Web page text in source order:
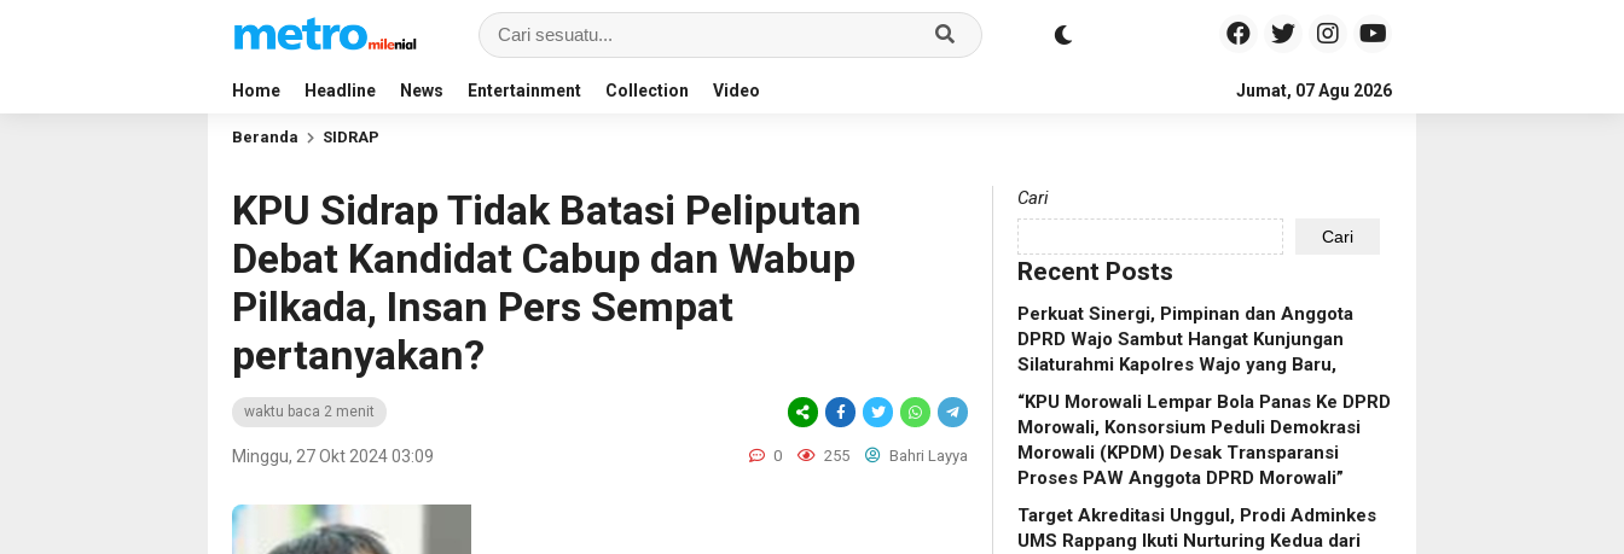
Home Headline News Entertainment Collection Video Jumat, 07 Agu 2026
Beranda SIDRAP
KPU Sidrap Tidak Batasi Peliputan
Debat Kandidat Cabup dan Wabup
Pilkada, Insan Pers Sempat
pertanyakan?
waktu baca 2 menit
Minggu, 27 Okt 2024 03:09 0 255 Bahri Layya
Cari
Cari
Recent Posts
Perkuat Sinergi, Pimpinan dan Anggota
DPRD Wajo Sambut Hangat Kunjungan
Silaturahmi Kapolres Wajo yang Baru,
“KPU Morowali Lempar Bola Panas Ke DPRD
Morowali, Konsorsium Peduli Demokrasi
Morowali (KPDM) Desak Transparansi
Proses PAW Anggota DPRD Morowali”
Target Akreditasi Unggul, Prodi Adminkes
UMS Rappang Ikuti Nurturing Kedua dari